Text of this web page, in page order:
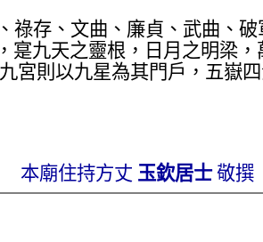
祿存、文曲、廉貞、武曲、
九天之靈根，日月之明梁
宮則以九星為其門戶，五嶽
本廟住持方丈 玉欽居士 敬撰